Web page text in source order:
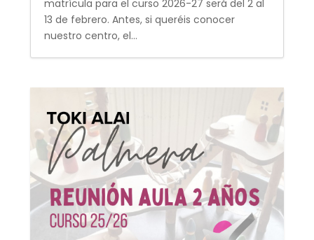
matrícula para el curso 2026-27 será del 2 al
13 de febrero. Antes, si queréis conocer
nuestro centro, el...